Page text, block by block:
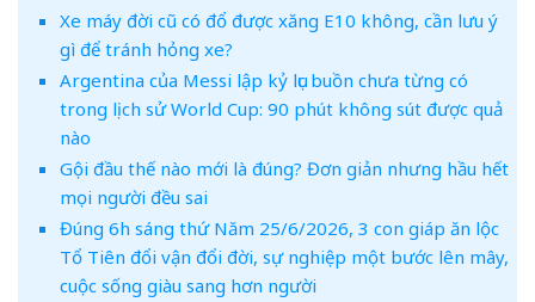
Xe máy đời cũ có đổ được xăng E10 không, cần lưu ý
gì để tránh hỏng xe?
Argentina của Messi lập kỷ lục buồn chưa từng có
trong lịch sử World Cup: 90 phút không sút được quả
nào
Gội đầu thế nào mới là đúng? Đơn giản nhưng hầu hết
mọi người đều sai
Đúng 6h sáng thứ Năm 25/6/2026, 3 con giáp ăn lộc
Tổ Tiên đổi vận đổi đời, sự nghiệp một bước lên mây,
cuộc sống giàu sang hơn người